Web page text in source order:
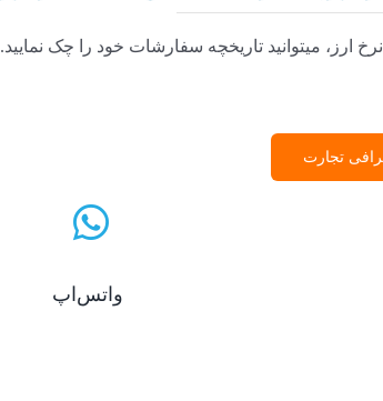
ارز، میتوانید تاریخچه سفارشات خود را چک نمایید.
تجارت
واتس‌اپ